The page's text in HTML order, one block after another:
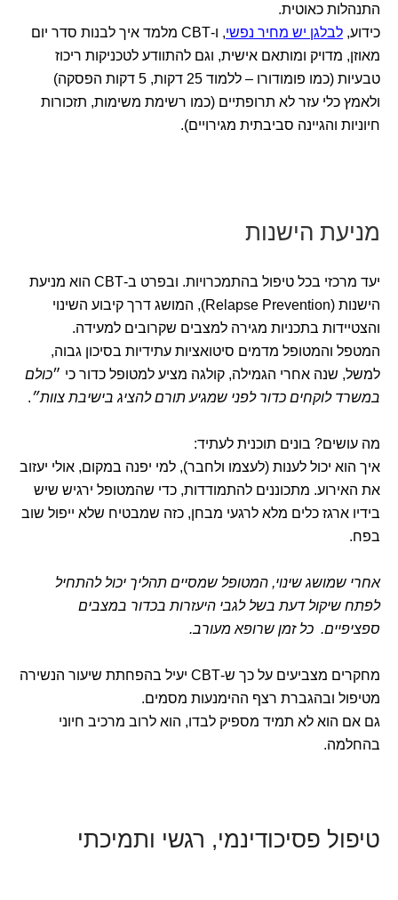
התנהלות כאוטית.
כידוע, לבלגן יש מחיר נפשי
, ו-CBT מלמד איך לבנות סדר יום
מאוזן, מדויק ומותאם אישית, וגם להתוודע לטכניקות ריכוז
טבעיות (כמו פומודורו – ללמוד 25 דקות, 5 דקות הפסקה)
ולאמץ כלי עזר לא תרופתיים (כמו רשימת משימות, תזכורות
חיוניות והגיינה סביבתית מגירויים).
מניעת הישנות
יעד מרכזי בכל טיפול בהתמכרויות. ובפרט ב-CBT הוא מניעת
הישנות (Relapse Prevention), המושג דרך קיבוע השינוי
והצטיידות בתכניות מגירה למצבים שקרובים למעידה.
המטפל והמטופל מדמים סיטואציות עתידיות בסיכון גבוה,
למשל, שנה אחרי הגמילה, קולגה מציע למטופל כדור כי ״כולם
במשרד לוקחים כדור לפני שמגיע תורם להציג בישיבת צוות״.
מה עושים? בונים תוכנית לעתיד:
איך הוא יכול לענות (לעצמו ולחבר), למי יפנה במקום, אולי יעזוב
את האירוע. מתכוננים להתמודדות, כדי שהמטופל ירגיש שיש
בידיו ארגז כלים מלא לרגעי מבחן, כזה שמבטיח שלא ייפול שוב
בפח.
אחרי שמושג שינוי, המטופל שמסיים תהליך יכול להתחיל
לפתח שיקול דעת בשל לגבי היעזרות בכדור במצבים
ספציפיים. כל זמן שרופא מעורב.
מחקרים מצביעים על כך ש-CBT יעיל בהפחתת שיעור הנשירה
מטיפול ובהגברת רצף ההימנעות מסמים.
גם אם הוא לא תמיד מספיק לבדו, הוא לרוב מרכיב חיוני
בהחלמה.
טיפול פסיכודינמי, רגשי ותמיכתי